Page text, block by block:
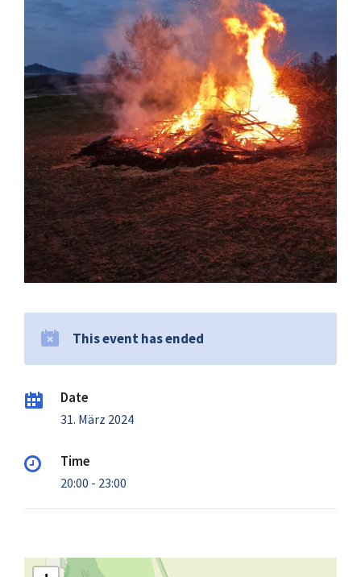
This event has ended
Date
31. März 2024
Time
20:00 - 23:00